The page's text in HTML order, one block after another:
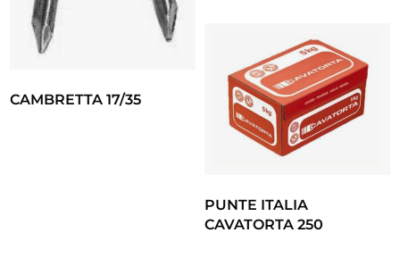
CAMBRETTA 17/35
PUNTE ITALIA
CAVATORTA 250